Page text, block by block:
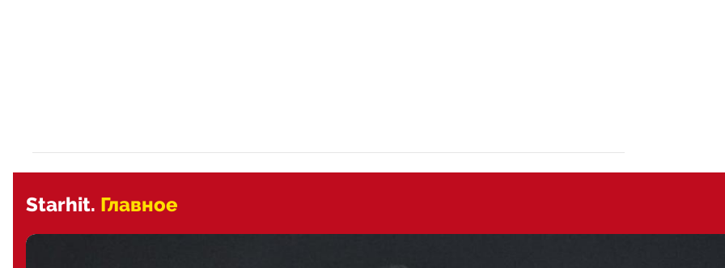
Starhit. Главное